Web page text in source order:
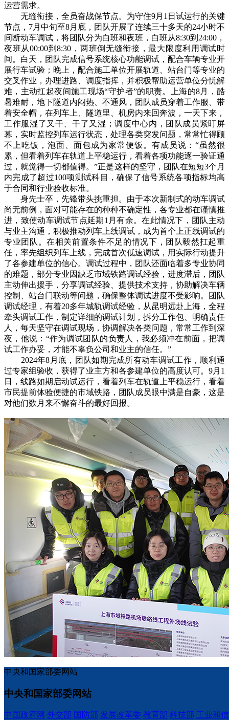
运营需求。
无缝衔接，全员奋战保节点。为守住9月1日试运行的关键
节点，7月中旬至8月底，团队开展了连续三十多天的24小时不
间断动车调试，将团队分为白班和夜班，白班从8:30到24:00，
夜班从00:00到8:30，两班倒无缝衔接，最大限度利用调试时
间。白天，团队完成信号系统核心功能调试，配合车辆专业开
展行车试验；晚上，配合施工单位开展轨道、站台门等专业的
交叉作业，办理进路、调度指挥，并积极帮助运营单位分忧解
难，主动扛起夜间施工现场“守护者”的职责。上海的8月，酷
暑难耐，地下隧道内闷热、不通风，团队成员穿着工作服、带
着安全帽，在列车上、隧道里、机房内来回奔波，一天下来，
工作服湿了又干、干了又湿；调度中心内，团队成员紧盯屏
幕，实时监控列车运行状态，处理各类突发问题，常常忙得顾
不上吃饭，泡面、面包成为家常便饭。有成员说：“虽然很
累，但看着列车在轨道上平稳运行，看着各项功能逐一验证通
过，就觉得一切都值得。”正是这样的坚守，团队在短短3个月
内完成了超过100项测试科目，确保了信号系统各项指标均高
于合同和行业验收标准。
身先士卒，先锋带头挑重担。由于本次新制式的动车调试
尚无前例，面对可能存在的种种不确定性，各专业都在谨慎推
进，致使动车调试节点延期1月有余。在此情况下，团队主动
与业主沟通，积极推动列车上线调试，成为首个上正线调试的
专业团队。在相关前置条件不足的情况下，团队毅然扛起重
任，率先组织列车上线，完成首次低速调试，用实际行动提升
了各参建单位的信心。调试过程中，团队还面临着多专业协同
的难题，部分专业因缺乏市域铁路调试经验，进度滞后，团队
主动伸出援手，分享调试经验、提供技术支持，协助解决车辆
控制、站台门联动等问题，确保整体调试进度不受影响。团队
调试经理，有着20多年城轨调试经验，从昆明远赴上海，全程
牵头调试工作，制定详细的调试计划，拆分工作包、明确责任
人，每天坚守在调试现场，协调解决各类问题，常常工作到深
夜，他说：“作为调试团队的负责人，我必须冲在前面，把调
试工作办妥，才能不辜负公司和业主的信任。”
2024年8月底，团队如期完成所有动车调试工作，顺利通
过专家组验收，获得了业主方和各参建单位的高度认可。9月1
日，线路如期启动试运行，看着列车在轨道上平稳运行，看着
市民提前体验便捷的市域铁路，团队成员眼中满是自豪，这是
对他们数月来不懈奋斗的最好回报。
中央和国家部委网站
中央和国家部委网站
中国政府网 外交部 国防部 发展改革委 教育部 科技部 工业和